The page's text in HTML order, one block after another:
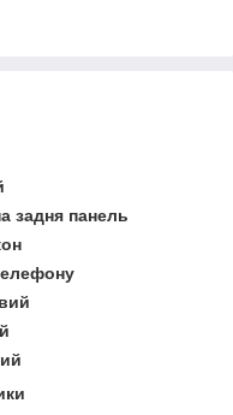
задня панель